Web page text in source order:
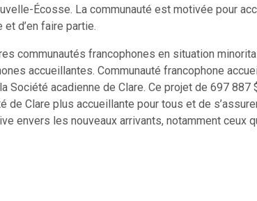
Écosse. La communauté est motivée pour
d’en faire partie.
communautés francophones en situation
accueillantes. Communauté francophone
Société acadienne de Clare. Ce projet de 697 887
de Clare plus accueillante pour tous et de
envers les nouveaux arrivants, notamment ceux